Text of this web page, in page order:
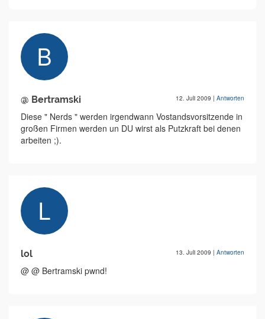
@ Bertramski 12. Juli 2009 | Antworten
Diese " Nerds " werden irgendwann Vostandsvorsitzende in
großen Firmen werden un DU wirst als Putzkraft bei denen
arbeiten ;).
lol 13. Juli 2009 | Antworten
@ @ Bertramski pwnd!